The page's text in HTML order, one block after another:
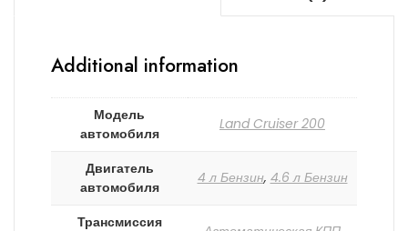
Additional information
Модель
автомобиля
Land Cruiser 200
Двигатель
автомобиля
4 л Бензин, 4.6 л Бензин
Трансмиссия